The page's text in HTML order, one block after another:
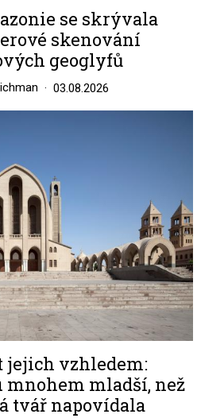
se skrývala
skenování
geoglyfů
03.08.2026
jejich vzhledem:
mnohem mladší, než
tvář napovídala